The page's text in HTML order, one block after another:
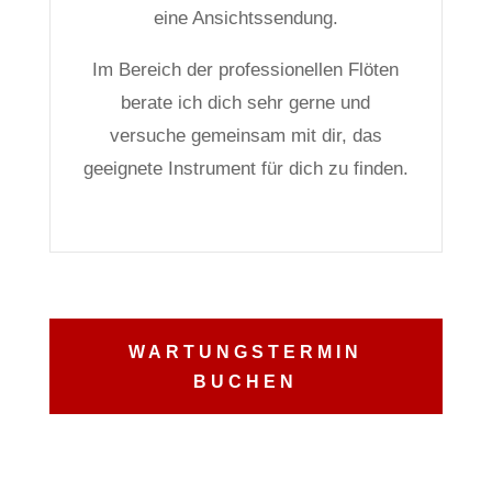
eine Ansichtssendung.
Im Bereich der professionellen Flöten
berate ich dich sehr gerne und
versuche gemeinsam mit dir, das
geeignete Instrument für dich zu finden.
WARTUNGSTERMIN
BUCHEN